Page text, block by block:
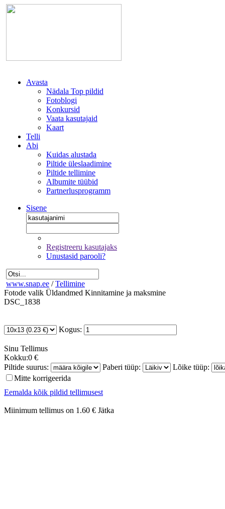
Avasta
Nädala Top pildid
Fotoblogi
Konkursid
Vaata kasutajaid
Kaart
Telli
Abi
Kuidas alustada
Piltide üleslaadimine
Piltide tellimine
Albumite tüübid
Partnerlusprogramm
Sisene
Registreeru kasutajaks
Unustasid parooli?
www.snap.ee / Tellimine
Fotode valik Üldandmed Kinnitamine ja maksmine
DSC_1838
Kogus:
Sinu Tellimus
Kokku:0 €
Piltide suurus:
Paberi tüüp:
Lõike tüüp:
Mitte korrigeerida
Eemalda kõik pildid tellimusest
Miinimum tellimus on 1.60 € Jätka